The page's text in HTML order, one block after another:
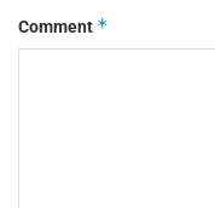
Comment *